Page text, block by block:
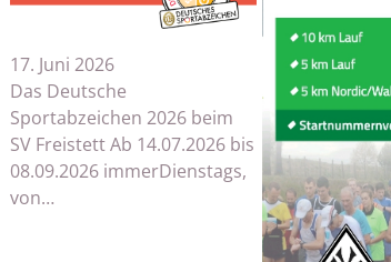
17. Juni 2026
Das Deutsche
Sportabzeichen 2026 beim
SV Freistett Ab 14.07.2026 bis
08.09.2026 immerDienstags,
von…